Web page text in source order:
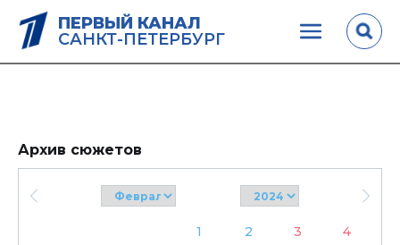
ПЕРВЫЙ КАНАЛ
САНКТ-ПЕТЕРБУРГ
Архив сюжетов
1 2 3
4